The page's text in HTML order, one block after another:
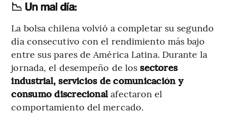
📉 Un mal día:
La bolsa chilena volvió a completar su segundo
día consecutivo con el rendimiento más bajo
entre sus pares de América Latina. Durante la
jornada, el desempeño de lossectores
industrial, servicios de comunicación y
consumo discrecionalafectaron el
comportamiento del mercado.